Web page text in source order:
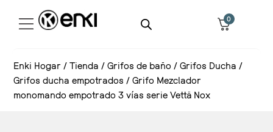
0
Enki Hogar / Tienda / Grifos de baño / Grifos Ducha /
Grifos ducha empotrados / Grifo Mezclador
monomando empotrado 3 vías serie Vettä Nox